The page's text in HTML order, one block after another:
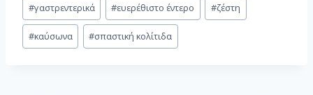
#γαστρεντερικά #ευερέθιστο έντερο #ζέστη
#καύσωνα #σπαστική κολίτιδα